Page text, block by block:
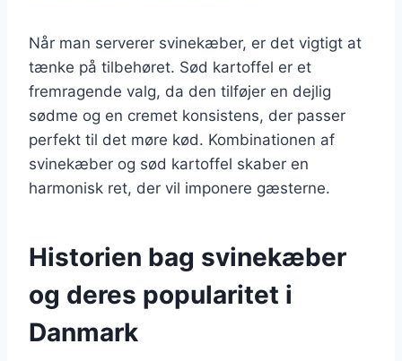
Når man serverer svinekæber, er det vigtigt at
tænke på tilbehøret. Sød kartoffel er et
fremragende valg, da den tilføjer en dejlig
sødme og en cremet konsistens, der passer
perfekt til det møre kød. Kombinationen af
svinekæber og sød kartoffel skaber en
harmonisk ret, der vil imponere gæsterne.
Historien bag svinekæber
og deres popularitet i
Danmark